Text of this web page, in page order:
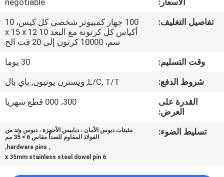
مراقبة
الجودة
خريطة
الموقع
PRIVACY
POLICY
الأسعار:
negotiable
تفاصيل التغليف:
100 جهاز كمبيوتر شخصى كل كيس، 10
أكياس كل كرتونة مع البعد 10 x 15 x 12
سم، 10000 كرتون إلى 20 فت الح
وقت التسليم:
30 يوما
شروط الدفع:
L/C, T/T, ويسترن يونيون, باي بال
القدرة على
العرض:
300، 000 قطع شهريا
تسليط الضوء:
مثبتات دبوس الأمان ، دبابيس الأجهزة ، دبوس وتد من
الفولاذ المقاوم للصدأ مقاس 6 × 35 مم
,
hardware pins
,
6 x 35mm stainless steel dowel pin